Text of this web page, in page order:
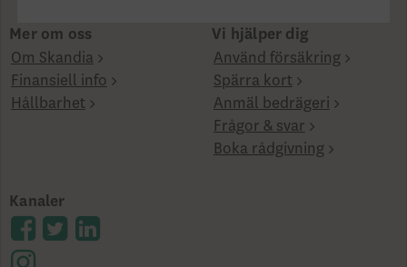
Mer om oss
Om Skandia
Finansiell info
Hållbarhet
Vi hjälper dig
Använd försäkring
Spärra kort
Anmäl bedrägeri
Frågor & svar
Boka rådgivning
Kanaler